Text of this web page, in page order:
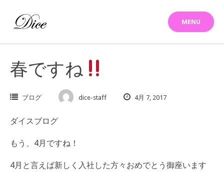
content
MENU
春ですね
ブログ dice-staff 4月 7, 2017
ダイスブログ
もう、4月ですね！
4月と言えば新しく入社した方々おめでとう御座います